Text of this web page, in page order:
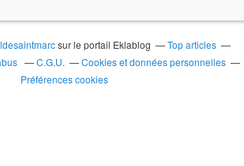
sur le portail Eklablog
Top articles
C.G.U.
Cookies et données personnelles
Préférences cookies